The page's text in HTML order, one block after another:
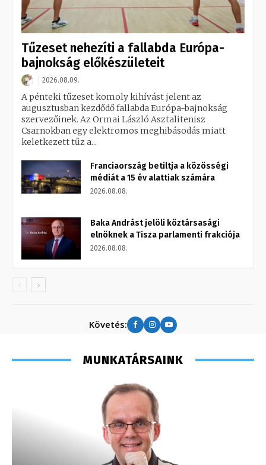
Tűzeset nehezíti a fallabda Európa-
bajnokság előkészületeit
2026.08.09.
A pénteki tűzeset komoly kihívást jelent az
augusztusban kezdődő fallabda Európa-bajnokság
szervezőinek. Az Ormai László Asztalitenisz
Csarnokban egy elektromos meghibásodás miatt
keletkezett tűz a...
Franciaország betiltja a közösségi
médiát a 15 év alattiak számára
2026.08.08.
Baka Andrást jelöli köztársasági
elnöknek a Tisza parlamenti frakciója
2026.08.08.
Követés:
MUNKATÁRSAINK